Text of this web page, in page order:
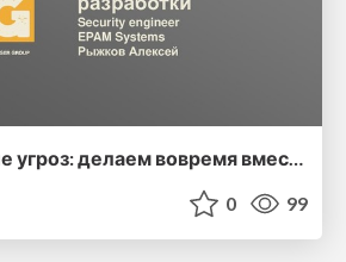
Моделирование угроз: делаем вовремя вместе с командой разработки
0 99